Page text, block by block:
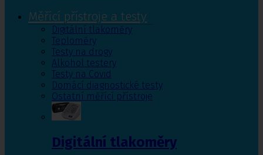
Měřící přístroje a testy
Digitální tlakoměry
Teploměry
Testy na drogy
Alkohol testery
Testy na Covid
Domácí diagnostické testy
Ostatní měřící přístroje
Digitální tlakoměry